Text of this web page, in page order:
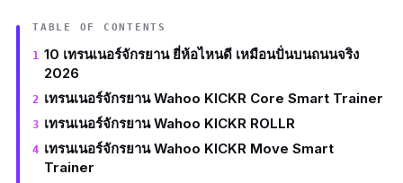
TABLE OF CONTENTS
10 เทรนเนอร์จักรยาน ยี่ห้อไหนดี เหมือนปั่นบนถนนจริง
2026
เทรนเนอร์จักรยาน Wahoo KICKR Core Smart Trainer
เทรนเนอร์จักรยาน Wahoo KICKR ROLLR
เทรนเนอร์จักรยาน Wahoo KICKR Move Smart
Trainer